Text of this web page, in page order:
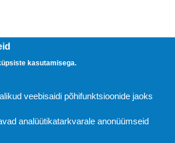
Uudised
kasutamisega.
veebisaidi põhifunktsioonide jaoks
analüütikatarkvarale anonüümseid